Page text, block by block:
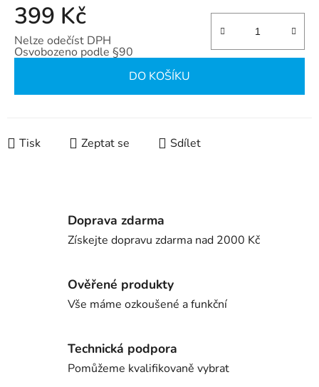
399 Kč
Nelze odečíst DPH
Osvobozeno podle §90
DO KOŠÍKU
Tisk Zeptat se Sdílet
Doprava zdarma
Získejte dopravu zdarma nad 2000 Kč
Ověřené produkty
Vše máme ozkoušené a funkční
Technická podpora
Pomůžeme kvalifikovaně vybrat